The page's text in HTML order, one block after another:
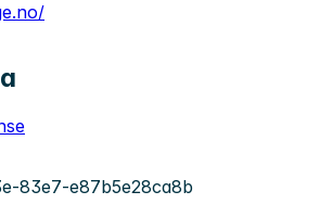
83e7-e87b5e28ca8b